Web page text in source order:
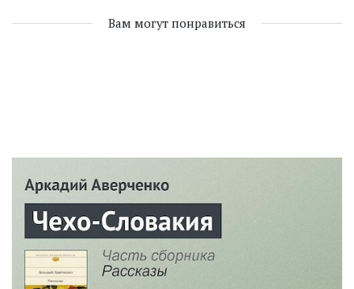
Вам могут понравиться